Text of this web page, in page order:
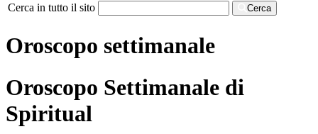
Cerca in tutto il sito Cerca
Oroscopo settimanale
Oroscopo Settimanale di
Spiritual